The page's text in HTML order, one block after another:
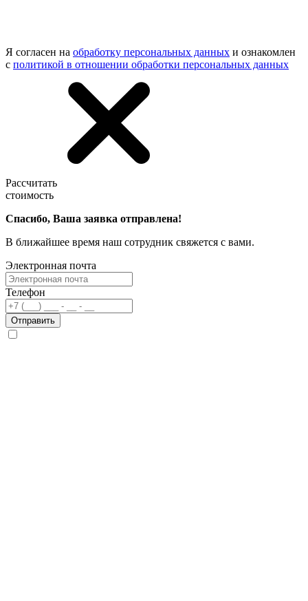
Я согласен на обработку персональных данных и ознакомлен
с политикой в отношении обработки персональных данных
Рассчитать
стоимость
Спасибо, Ваша заявка отправлена!
В ближайшее время наш сотрудник свяжется с вами.
Электронная почта
Телефон
Отправить